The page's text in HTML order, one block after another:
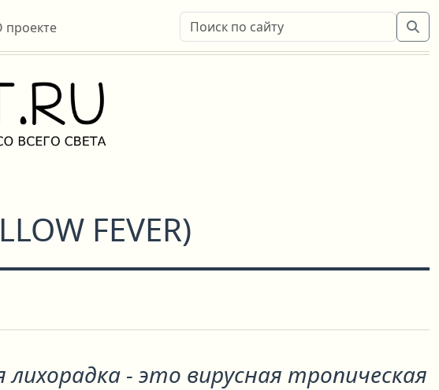
проекте
FEVER)
- это вирусная тропическая